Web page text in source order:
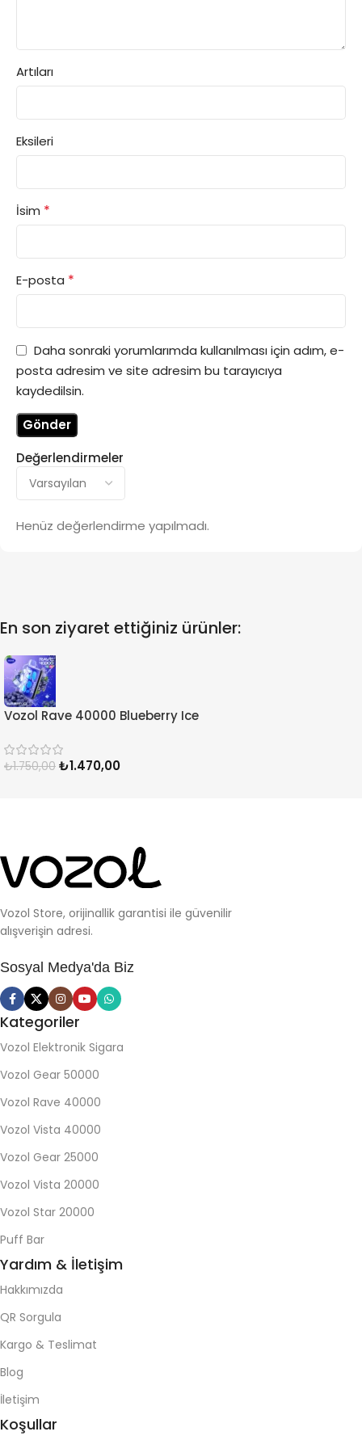
Değerlendirmeler
Henüz değerlendirme yapılmadı.
Artıları
Eksileri
İsim *
E-posta *
Daha sonraki yorumlarımda kullanılması için adım, e-
posta adresim ve site adresim bu tarayıcıya
kaydedilsin.
En son ziyaret ettiğiniz ürünler:
Vozol Rave 40000 Blueberry Ice
₺1.750,00 ₺1.470,00
Vozol Store, orijinallik garantisi ile güvenilir
alışverişin adresi.
Sosyal Medya'da Biz
Kategoriler
Vozol Elektronik Sigara
Vozol Gear 50000
Vozol Rave 40000
Vozol Vista 40000
Vozol Gear 25000
Vozol Vista 20000
Vozol Star 20000
Puff Bar
Yardım & İletişim
Hakkımızda
QR Sorgula
Kargo & Teslimat
Blog
İletişim
Koşullar